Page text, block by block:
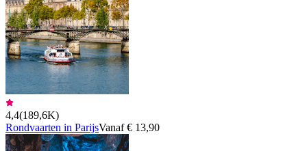
4,4(189,6K)
Rondvaarten in ParijsVanaf € 13,90